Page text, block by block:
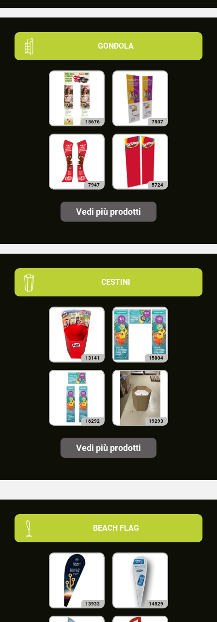
GONDOLA
15676 7507
7947 5724
Vedi più prodotti
CESTINI
13141 15804
16292 19293
Vedi più prodotti
BEACH FLAG
13933 14529